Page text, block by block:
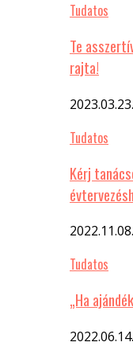
Tudatos
Te
rajta!
2023.03.23.
Tudatos
Kérj
2022.11.08.
Tudatos
„Ha
2022.06.14.